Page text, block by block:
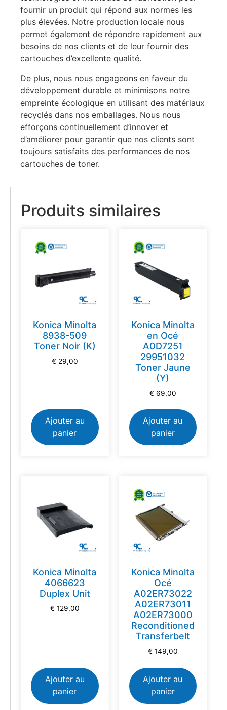
fournir un produit qui répond aux normes les
plus élevées. Notre production locale nous
permet également de répondre rapidement aux
besoins de nos clients et de leur fournir des
cartouches d’excellente qualité.
De plus, nous nous engageons en faveur du
développement durable et minimisons notre
empreinte écologique en utilisant des matériaux
recyclés dans nos emballages. Nous nous
efforçons continuellement d’innover et
d’améliorer pour garantir que nos clients sont
toujours satisfaits des performances de nos
cartouches de toner.
Produits similaires
Konica Minolta
8938-509
Toner Noir (K)
€ 29,00
Ajouter au
panier
Konica Minolta
en Océ
A0D7251
29951032
Toner Jaune
(Y)
€ 69,00
Ajouter au
panier
Konica Minolta
4066623
Duplex Unit
€ 129,00
Ajouter au
panier
Konica Minolta
Océ
A02ER73022
A02ER73011
A02ER73000
Reconditioned
Transferbelt
€ 149,00
Ajouter au
panier